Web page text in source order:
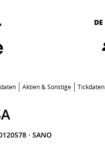
DE
Aktien & Sonstige Tickdaten
· SANO